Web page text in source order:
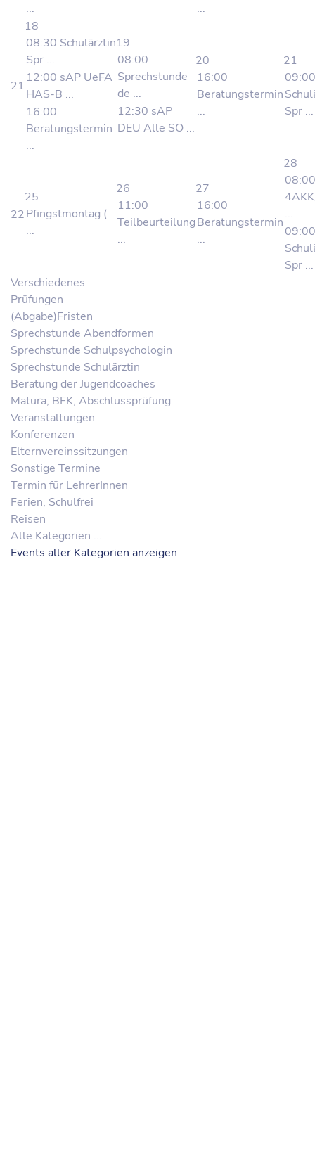
...
...
21
18
08:30 Schulärztin
Spr ...
12:00 sAP UeFA
HAS-B ...
16:00
Beratungstermin
...
19
08:00
Sprechstunde
de ...
12:30 sAP
DEU Alle SO ...
20
16:00
Beratungstermin
...
21
09:00
Spr ...
22
25
Pfingstmontag (
...
26
11:00
Teilbeurteilung
...
27
16:00
Beratungstermin
...
28
...
09:00
Spr ...
Verschiedenes
Prüfungen
(Abgabe)Fristen
Sprechstunde Abendformen
Sprechstunde Schulpsychologin
Sprechstunde Schulärztin
Beratung der Jugendcoaches
Matura, BFK, Abschlussprüfung
Veranstaltungen
Konferenzen
Elternvereinssitzungen
Sonstige Termine
Termin für LehrerInnen
Ferien, Schulfrei
Reisen
Alle Kategorien ...
Events aller Kategorien anzeigen